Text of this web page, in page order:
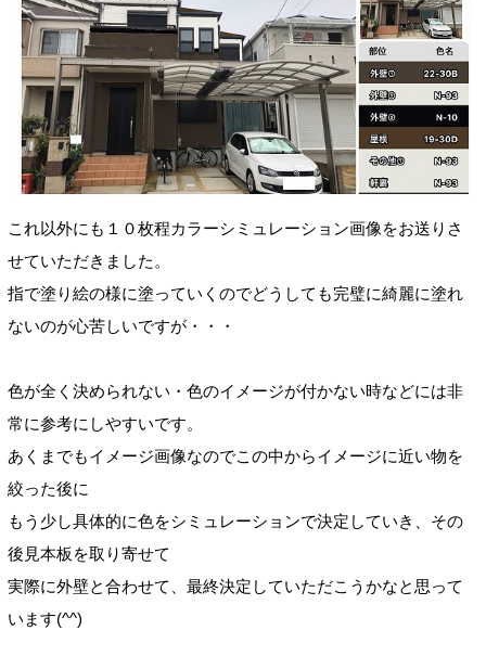
これ以外にも１０枚程カラーシミュレーション画像をお送りさ
せていただきました。
指で塗り絵の様に塗っていくのでどうしても完璧に綺麗に塗れ
ないのが心苦しいですが・・・
色が全く決められない・色のイメージが付かない時などには非
常に参考にしやすいです。
あくまでもイメージ画像なのでこの中からイメージに近い物を
絞った後に
もう少し具体的に色をシミュレーションで決定していき、その
後見本板を取り寄せて
実際に外壁と合わせて、最終決定していただこうかなと思って
います(^^)